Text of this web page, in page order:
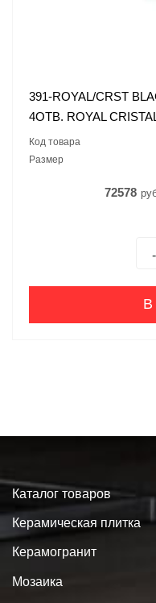
391-ROYAL/CRST
4ОТВ. ROYAL
Код товара
Размер
72578
-
В
Каталог товаров
Керамическая плитка
Керамогранит
Мозаика